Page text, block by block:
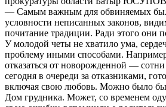
— Самым важным для обвиняемых
условности неписанных законов,
почитание традиции. Ради этого они
У молодой четы не хватило ума,
проблему иными способами.
отказаться от новорожденной — сотни
сегодня в очереди за отказниками,
включая свою любовь. Можно было бы
Дом грудника. Может, со временем